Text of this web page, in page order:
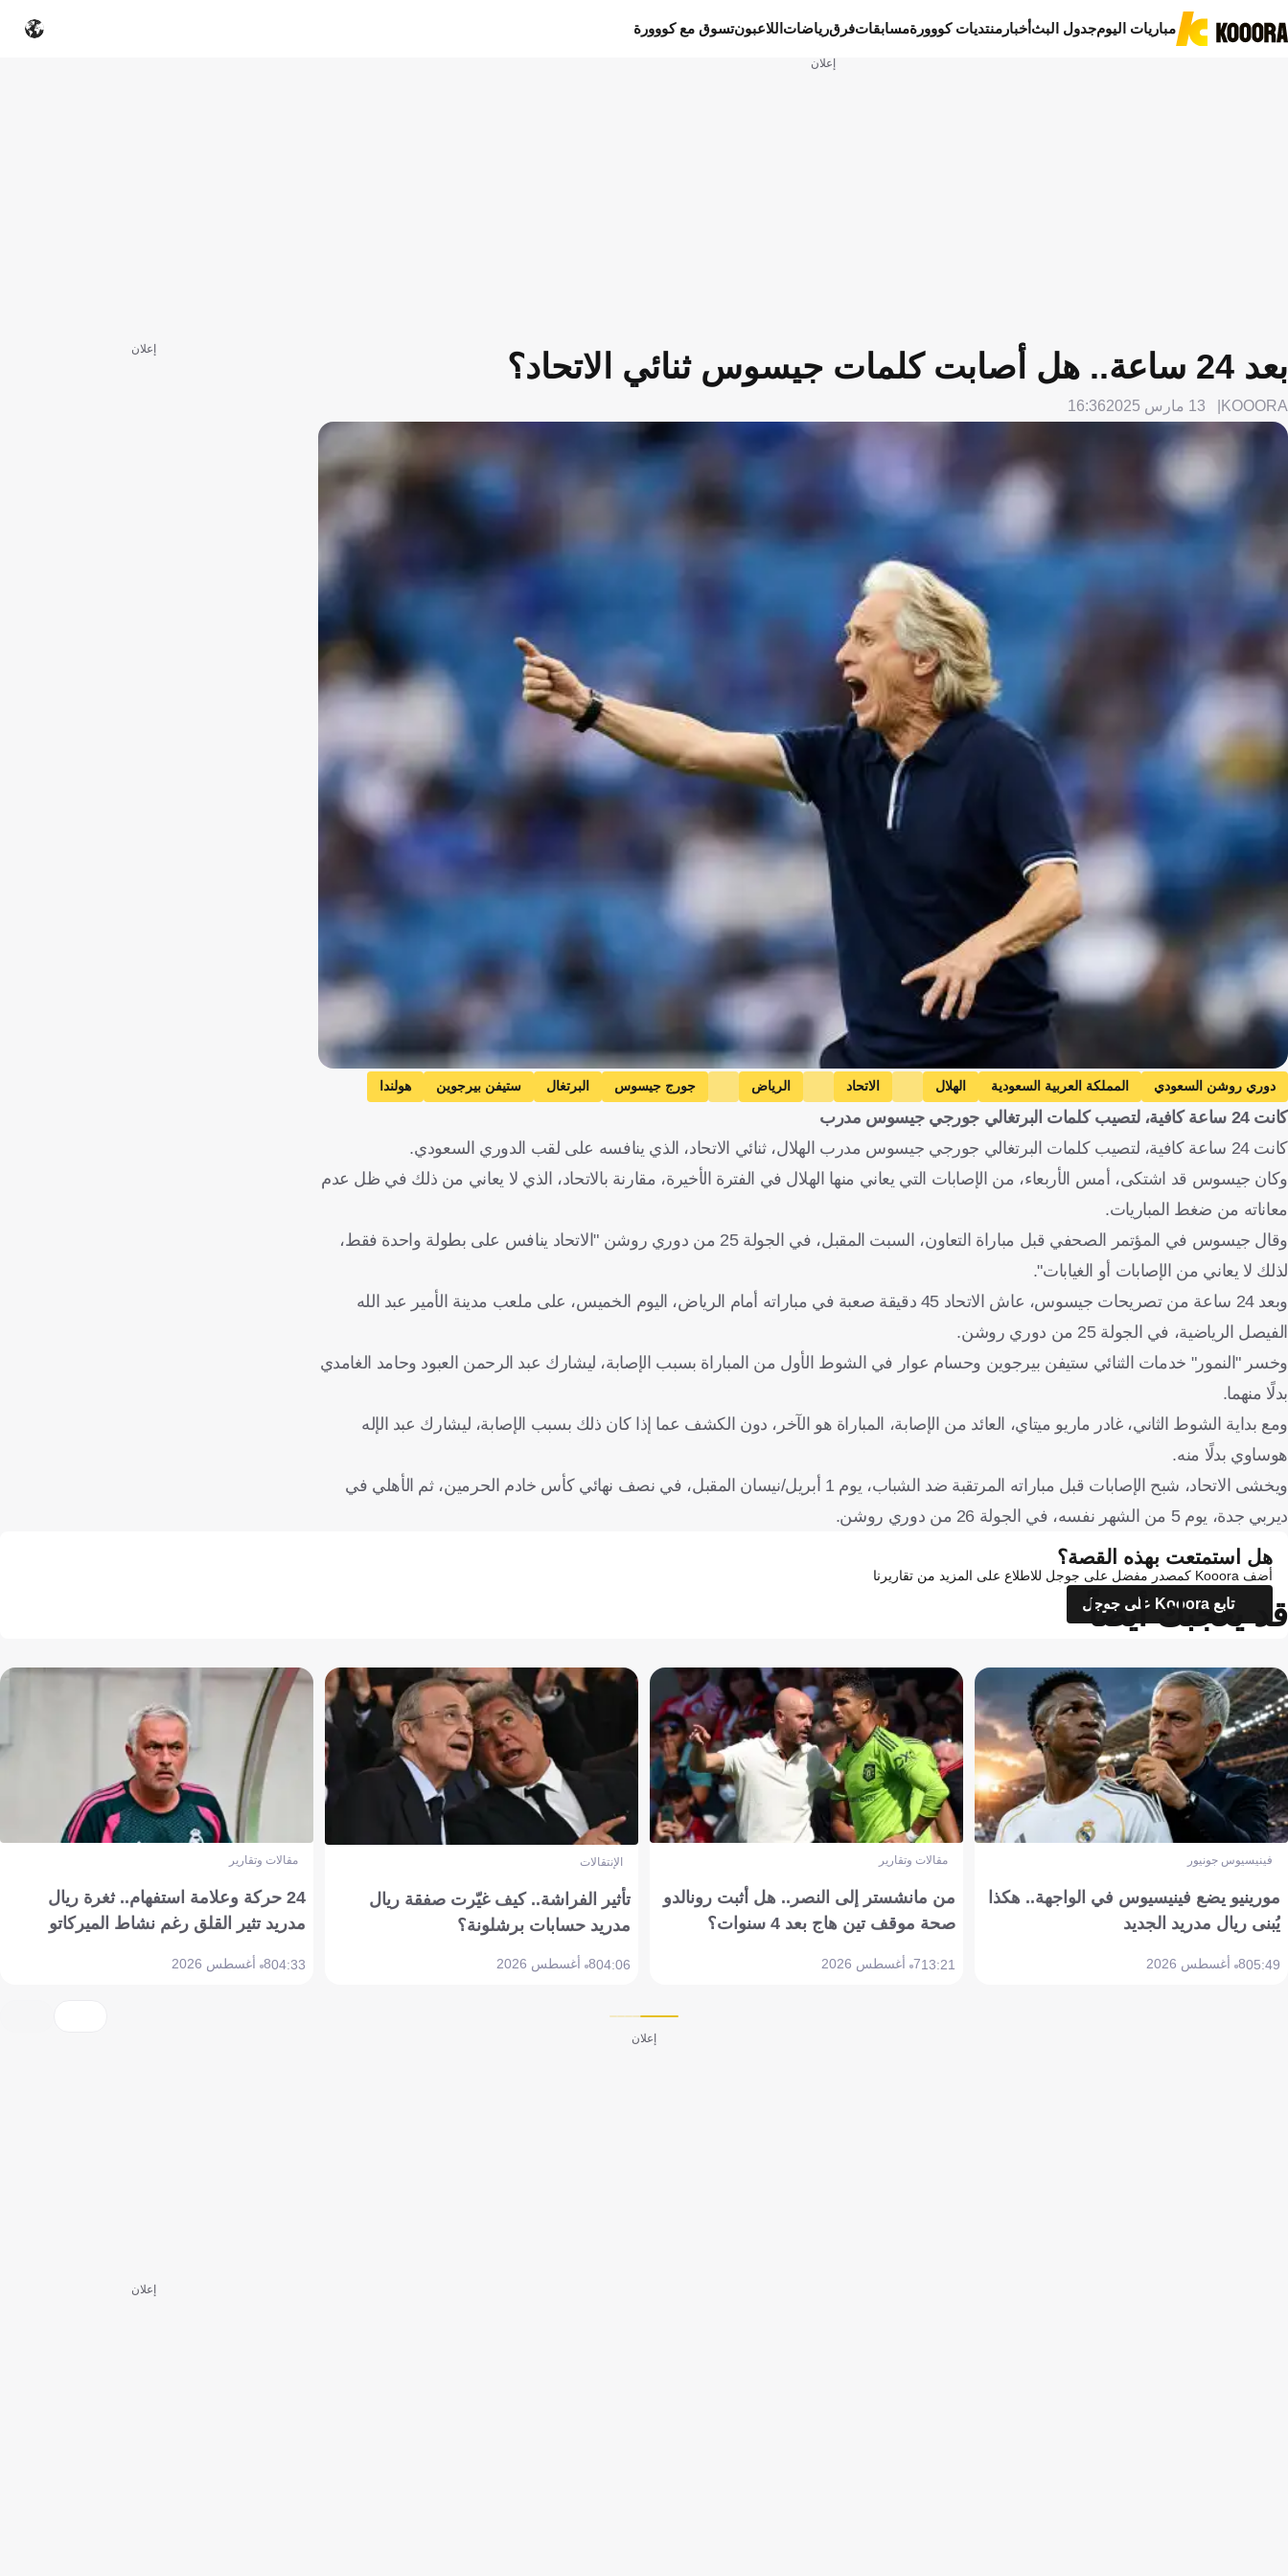
مباريات اليومجدول البثأخبار منتديات كووورةمسابقاتفرقرياضات اللاعبونتسوق مع كووورة
إعلان
بعد 24 ساعة.. هل أصابت كلمات جيسوس ثنائي الاتحاد؟
KOOORA 13 مارس 2025 16:36
دوري روشن السعودي المملكة العربية السعودية الهلال الاتحاد الرياض جورج جيسوس البرتغال ستيفن بيرجوين
هولندا
حسام عوار
الجزائر كرة قدم
كانت 24 ساعة كافية، لتصيب كلمات البرتغالي جورجي جيسوس مدرب
كانت 24 ساعة كافية، لتصيب كلمات البرتغالي جورجي جيسوس مدرب الهلال، ثنائي الاتحاد، الذي ينافسه على لقب الدوري السعودي.
وكان جيسوس قد اشتكى، أمس الأربعاء، من الإصابات التي يعاني منها الهلال في الفترة الأخيرة، مقارنة بالاتحاد، الذي لا يعاني من ذلك في ظل عدم
معاناته من ضغط المباريات.
وقال جيسوس في المؤتمر الصحفي قبل مباراة التعاون، السبت المقبل، في الجولة 25 من دوري روشن "الاتحاد ينافس على بطولة واحدة فقط،
لذلك لا يعاني من الإصابات أو الغيابات".
وبعد 24 ساعة من تصريحات جيسوس، عاش الاتحاد 45 دقيقة صعبة في مباراته أمام الرياض، اليوم الخميس، على ملعب مدينة الأمير عبد الله
الفيصل الرياضية، في الجولة 25 من دوري روشن.
وخسر "النمور" خدمات الثنائي ستيفن بيرجوين وحسام عوار في الشوط الأول من المباراة بسبب الإصابة، ليشارك عبد الرحمن العبود وحامد الغامدي
بدلًا منهما.
ومع بداية الشوط الثاني، غادر ماريو ميتاي، العائد من الإصابة، المباراة هو الآخر، دون الكشف عما إذا كان ذلك بسبب الإصابة، ليشارك عبد الإله
هوساوي بدلًا منه.
ويخشى الاتحاد، شبح الإصابات قبل مباراته المرتقبة ضد الشباب، يوم 1 أبريل/نيسان المقبل، في نصف نهائي كأس خادم الحرمين، ثم الأهلي في
ديربي جدة، يوم 5 من الشهر نفسه، في الجولة 26 من دوري روشن.
إعلان
هل استمتعت بهذه القصة؟
أضف Kooora كمصدر مفضل على جوجل للاطلاع على المزيد من تقاريرنا
تابع Kooora على جوجل
قد يعجبك أيضاً
فينيسيوس جونيور
مورينيو يضع فينيسيوس في الواجهة.. هكذا
يُبنى ريال مدريد الجديد
05:498 أغسطس 2026
مقالات وتقارير
من مانشستر إلى النصر.. هل أثبت رونالدو
صحة موقف تين هاج بعد 4 سنوات؟
13:217 أغسطس 2026
الإنتقالات
تأثير الفراشة.. كيف غيّرت صفقة ريال
مدريد حسابات برشلونة؟
04:068 أغسطس 2026
مقالات وتقارير
24 حركة وعلامة استفهام.. ثغرة ريال
مدريد تثير القلق رغم نشاط الميركاتو
04:338 أغسطس 2026
إعلان
إعلان